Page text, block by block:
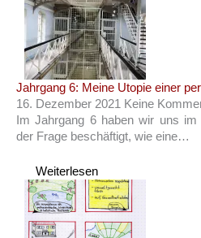
Jahrgang 6: Meine Utopie einer
16. Dezember 2021
Keine
Im Jahrgang 6 haben wir uns
der Frage beschäftigt, wie eine…
Weiterlesen